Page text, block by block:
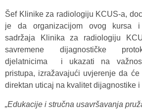
Šef Klinike za radiologiju KCUS-a,
je da organizacijom ovog kursa i
sadržaja Klinika za radiologiju
savremene dijagnostičke
djelatnicima i ukazati na važnost
pristupa, izražavajući uvjerenje da
direktan uticaj na kvalitet dijagnostike
„Edukacije i stručna usavršavanja